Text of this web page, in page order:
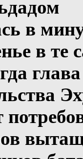
в
в те
глава